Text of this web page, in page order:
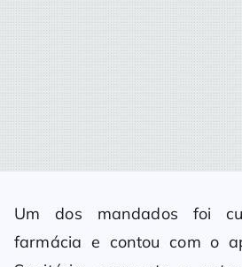
Um dos mandados foi
farmácia e contou com o